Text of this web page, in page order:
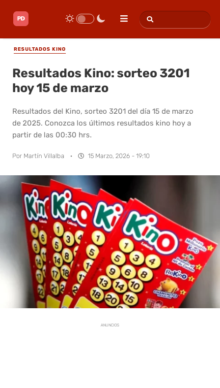
RESULTADOS KINO
Resultados Kino: sorteo 3201
hoy 15 de marzo
Resultados del Kino, sorteo 3201 del día 15 de marzo
de 2025. Conozca los últimos resultados kino hoy a
partir de las 00:30 hrs.
Por Martín Villalba · 15 Marzo, 2026 - 19:10
ANUNCIOS